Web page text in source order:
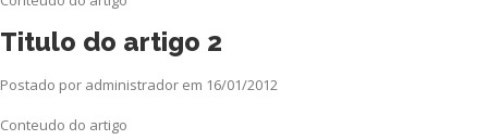
Titulo do artigo 2
Postado por administrador em 16/01/2012
Conteudo do artigo